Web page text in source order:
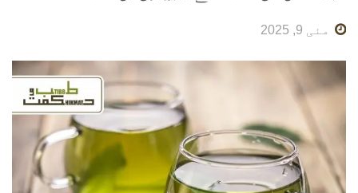
مئی 9, 2025